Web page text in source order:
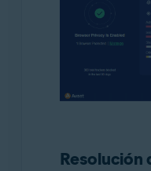
Resolución